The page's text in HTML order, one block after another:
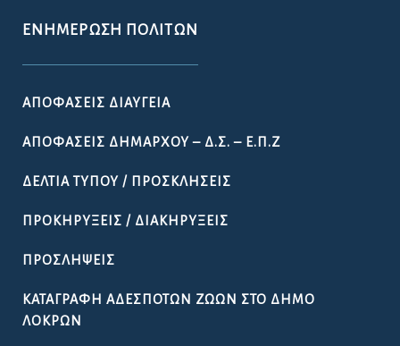
ΕΝΗΜΈΡΩΣΗ ΠΟΛΙΤΏΝ
ΑΠΟΦΆΣΕΙΣ ΔΙΑΎΓΕΙΑ
ΑΠΟΦΆΣΕΙΣ ΔΗΜΆΡΧΟΥ – Δ.Σ. – Ε.Π.Ζ
ΔΕΛΤΊΑ ΤΎΠΟΥ / ΠΡΟΣΚΛΉΣΕΙΣ
ΠΡΟΚΗΡΎΞΕΙΣ / ΔΙΑΚΗΡΎΞΕΙΣ
ΠΡΟΣΛΉΨΕΙΣ
ΚΑΤΑΓΡΑΦΉ ΑΔΈΣΠΟΤΩΝ ΖΏΩΝ ΣΤΟ ΔΉΜΟ
ΛΟΚΡΏΝ